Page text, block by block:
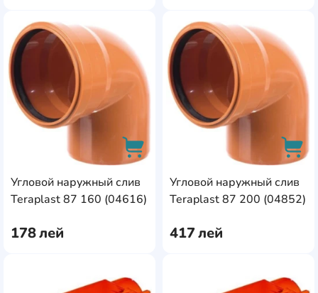
Угловой наружный слив
Teraplast 87 160 (04616)
178лей
AddCardToFavourite
AddCardToCart
Угловой наружный слив
Teraplast 87 200 (04852)
417лей
AddCardToFavourite